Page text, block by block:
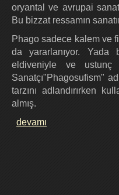
oryantal ve avrupai
Bu bizzat ressamın
Phago sadece kalem ve
da yararlanıyor. Yada
eldiveniyle ve ustunç
Sanatçı"Phagosufism"
tarzını adlandırırken
almış.
devamı